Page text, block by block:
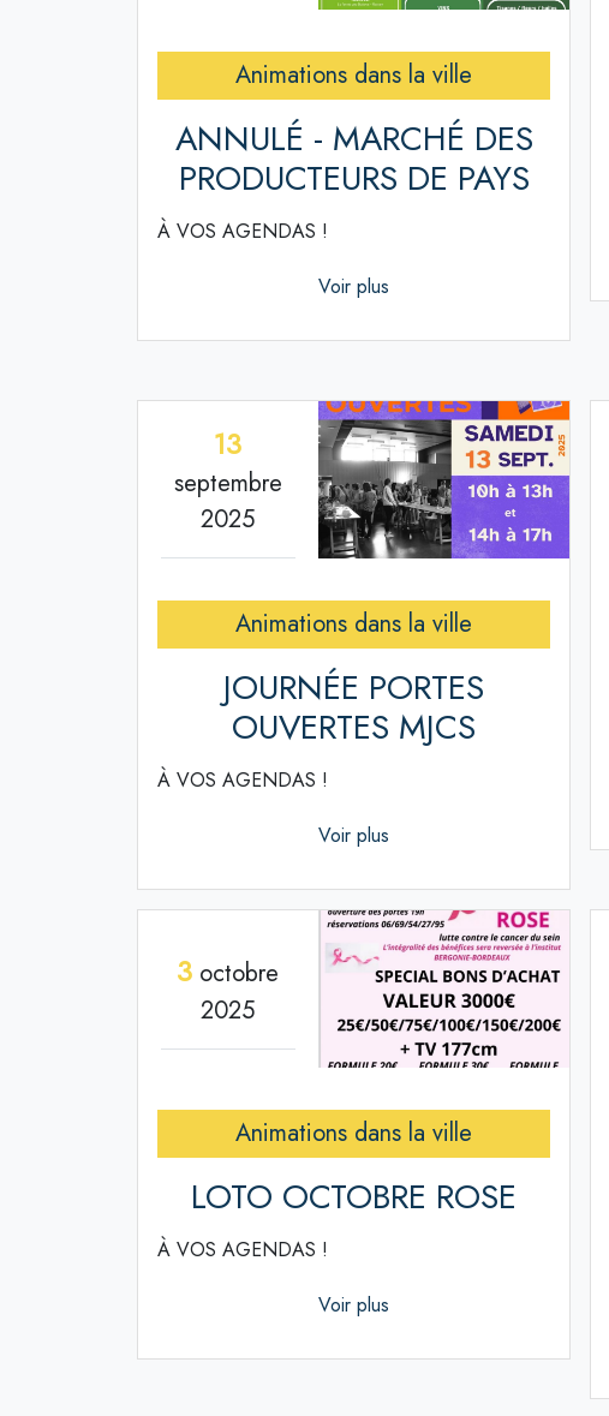
Animations dans la ville
ANNULÉ - MARCHÉ DES
PRODUCTEURS DE PAYS
À VOS AGENDAS !
Voir plus
13
septembre
2025
Animations dans la ville
JOURNÉE PORTES
OUVERTES MJCS
À VOS AGENDAS !
Voir plus
3 octobre
2025
Animations dans la ville
LOTO OCTOBRE ROSE
À VOS AGENDAS !
Voir plus